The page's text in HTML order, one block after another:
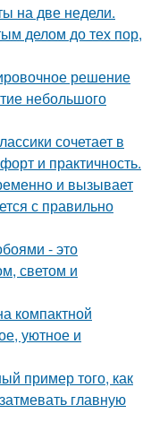
на две недели.
делом до тех пор,
решение
небольшого
сочетает в
и практичность.
и вызывает
с правильно
- это
светом и
компактной
уютное и
пример того, как
главную